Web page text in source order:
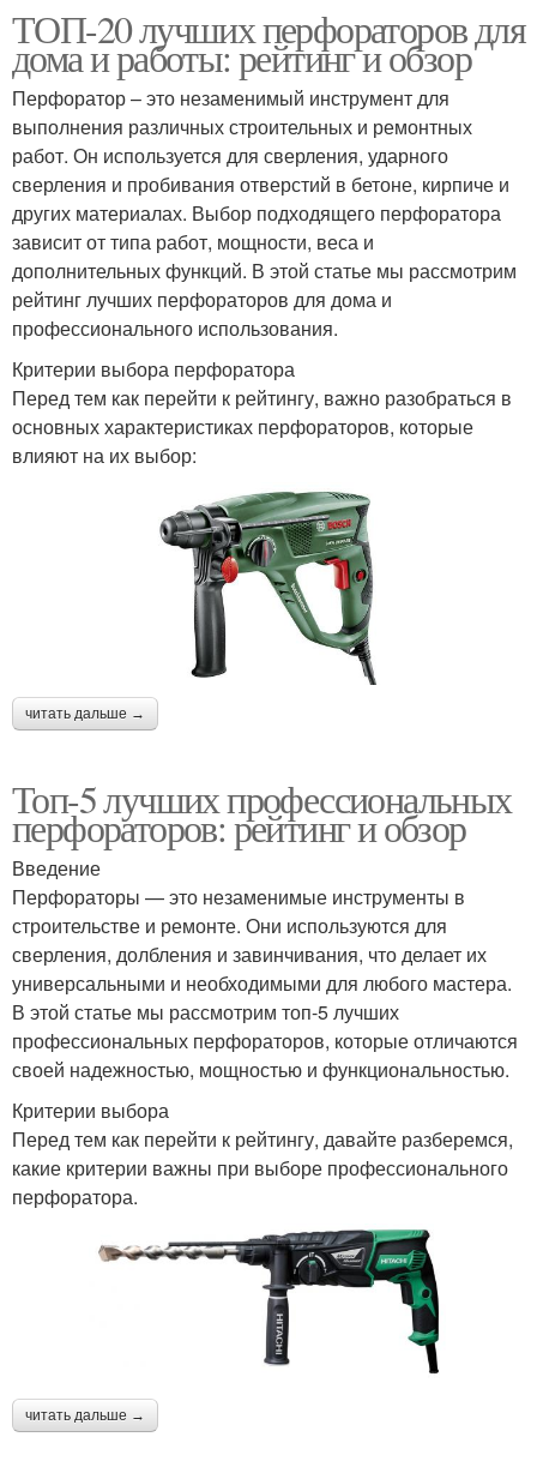
ТОП-20 лучших перфораторов для
дома и работы: рейтинг и обзор
Перфоратор – это незаменимый инструмент для
выполнения различных строительных и ремонтных
работ. Он используется для сверления, ударного
сверления и пробивания отверстий в бетоне, кирпиче и
других материалах. Выбор подходящего перфоратора
зависит от типа работ, мощности, веса и
дополнительных функций. В этой статье мы рассмотрим
рейтинг лучших перфораторов для дома и
профессионального использования.
Критерии выбора перфоратора
Перед тем как перейти к рейтингу, важно разобраться в
основных характеристиках перфораторов, которые
влияют на их выбор:
читать дальше →
Топ-5 лучших профессиональных
перфораторов: рейтинг и обзор
Введение
Перфораторы — это незаменимые инструменты в
строительстве и ремонте. Они используются для
сверления, долбления и завинчивания, что делает их
универсальными и необходимыми для любого мастера.
В этой статье мы рассмотрим топ-5 лучших
профессиональных перфораторов, которые отличаются
своей надежностью, мощностью и функциональностью.
Критерии выбора
Перед тем как перейти к рейтингу, давайте разберемся,
какие критерии важны при выборе профессионального
перфоратора.
читать дальше →